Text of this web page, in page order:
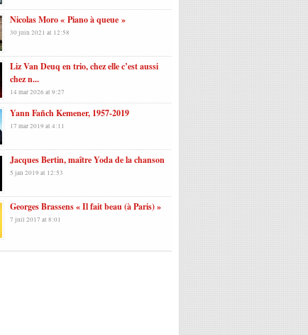
Nicolas Moro « Piano à queue »
30 juin 2021 at 12:58
Liz Van Deuq en trio, chez elle c’est aussi
chez n...
14 mar 2026 at 9:27
Yann Fañch Kemener, 1957-2019
17 mar 2019 at 4:11
Jacques Bertin, maître Yoda de la chanson
5 jan 2019 at 12:53
Georges Brassens « Il fait beau (à Paris) »
7 juil 2017 at 8:01